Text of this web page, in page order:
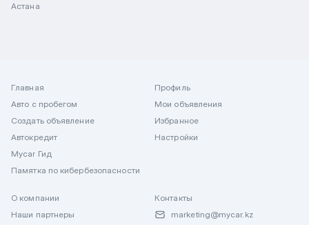
Астана
Главная
Авто с пробегом
Создать объявление
Автокредит
Mycar Гид
Памятка по кибербезопасности
Профиль
Мои объявления
Избранное
Настройки
О компании
Наши партнеры
Контакты
marketing@mycar.kz